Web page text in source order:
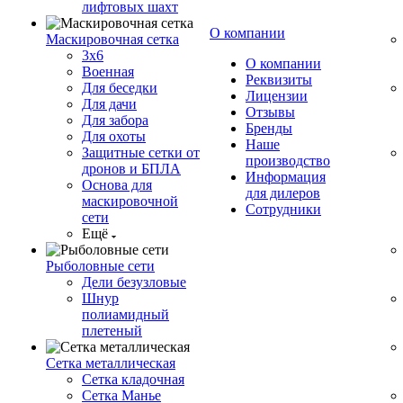
лифтовых шахт
Маскировочная сетка
3х6
Военная
Для беседки
Для дачи
Для забора
Для охоты
Защитные сетки от
дронов и БПЛА
Основа для
маскировочной
сети
Ещё
Рыболовные сети
Дели безузловые
Шнур
полиамидный
плетеный
Сетка металлическая
Сетка кладочная
Сетка Манье
О компании
О компании
Реквизиты
Лицензии
Отзывы
Бренды
Наше
производство
Информация
для дилеров
Сотрудники